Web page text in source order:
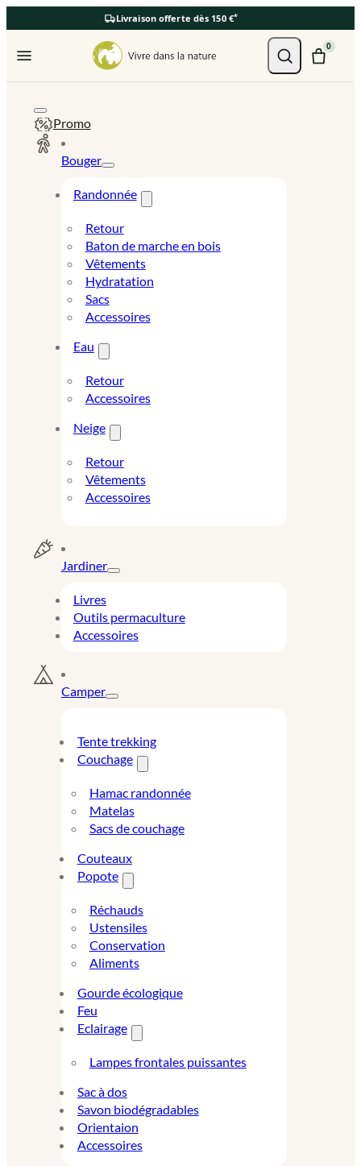
Livraison offerte dès 150 €*
Ouvrir le menu 0
Promo
Bouger
Randonnée
Retour
Baton de marche en bois
Vêtements
Hydratation
Sacs
Accessoires
Eau
Retour
Accessoires
Neige
Retour
Vêtements
Accessoires
Jardiner
Livres
Outils permaculture
Accessoires
Camper
Tente trekking
Couchage
Hamac randonnée
Matelas
Sacs de couchage
Couteaux
Popote
Réchauds
Ustensiles
Conservation
Aliments
Gourde écologique
Feu
Eclairage
Lampes frontales puissantes
Sac à dos
Savon biodégradables
Orientaion
Accessoires